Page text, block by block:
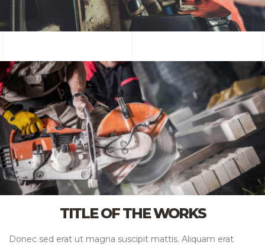
TITLE OF THE WORKS
Donec sed erat ut magna suscipit mattis. Aliquam erat